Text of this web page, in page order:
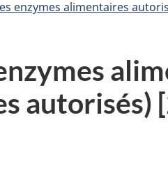
enzymes alimentaires
autorisés)